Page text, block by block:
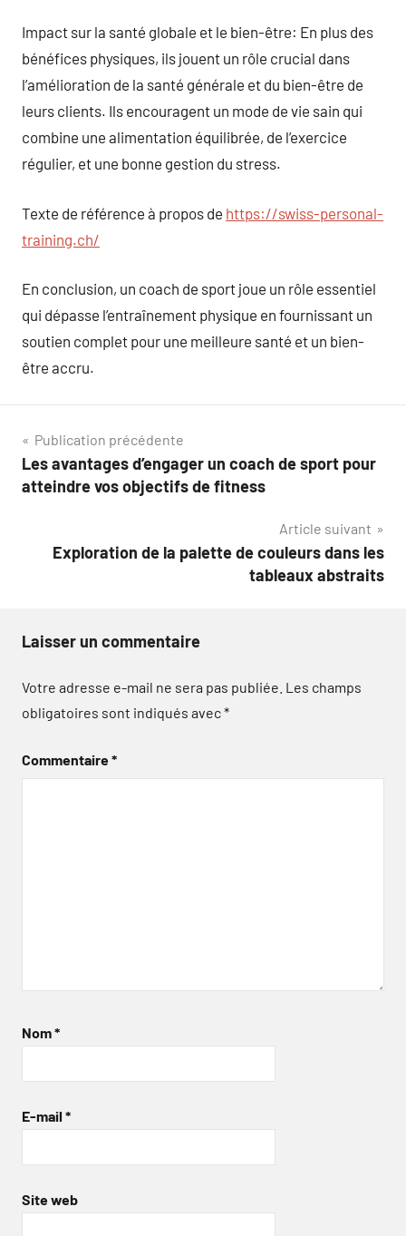
Impact sur la santé globale et le bien-être: En plus des
bénéfices physiques, ils jouent un rôle crucial dans
l’amélioration de la santé générale et du bien-être de
leurs clients. Ils encouragent un mode de vie sain qui
combine une alimentation équilibrée, de l’exercice
régulier, et une bonne gestion du stress.
Texte de référence à propos de https://swiss-personal-
training.ch/
En conclusion, un coach de sport joue un rôle essentiel
qui dépasse l’entraînement physique en fournissant un
soutien complet pour une meilleure santé et un bien-
être accru.
Navigation
de
Publication précédente
Les avantages d’engager un coach de sport pour
atteindre vos objectifs de fitness
Article suivant
Exploration de la palette de couleurs dans les
tableaux abstraits
Laisser un commentaire
Votre adresse e-mail ne sera pas publiée. Les champs
obligatoires sont indiqués avec*
Commentaire*
Nom*
E-mail *
Site web